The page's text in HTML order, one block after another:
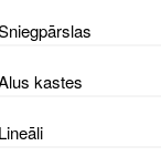
kastes
Lineāli